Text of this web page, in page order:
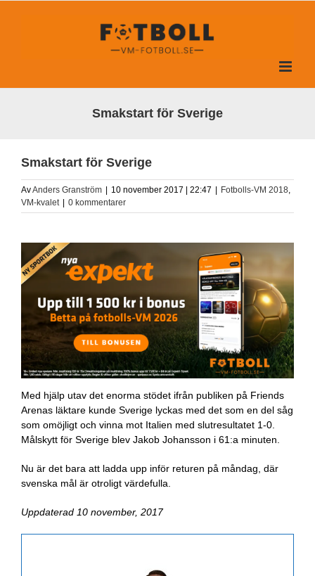
Smakstart för Sverige
Smakstart för Sverige
AvAnders Granström | 10 november 2017 | 22:47 | Fotbolls-VM 2018,
VM-kvalet | 0 kommentarer
Med hjälp utav det enorma stödet ifrån publiken på Friends
Arenas läktare kunde Sverige lyckas med det som en del såg
som omöjligt och vinna mot Italien med slutresultatet 1-0.
Målskytt för Sverige blev Jakob Johansson i 61:a minuten.
Nu är det bara att ladda upp inför returen på måndag, där
svenska mål är otroligt värdefulla.
Uppdaterad 10 november, 2017